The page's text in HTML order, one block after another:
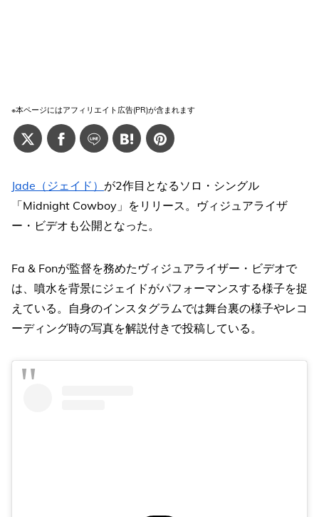
※本ページにはアフィリエイト広告(PR)が含まれます
Jade（ジェイド） が2作目となるソロ・シングル
「Midnight Cowboy」をリリース。ヴィジュアライザ
ー・ビデオも公開となった。
Fa & Fonが監督を務めたヴィジュアライザー・ビデオで
は、噴水を背景にジェイドがパフォーマンスする様子を捉
えている。自身のインスタグラムでは舞台裏の様子やレコ
ーディング時の写真を解説付きで投稿している。